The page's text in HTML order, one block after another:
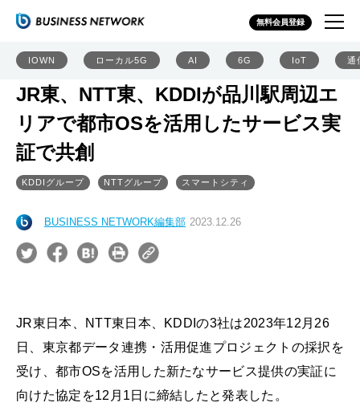
無料会員登録
IOWN ローカル5G AI 6G IoT 通
JR東、NTT東、KDDIが品川駅周辺エ
リアで都市OSを活用したサービス実
証で共創
KDDIグループ NTTグループ スマートシティ
BUSINESS NETWORK編集部 2023.12.26
JR東日本、NTT東日本、KDDIの3社は2023年12月26
日、東京都データ連携・活用促進プロジェクトの採択を
受け、都市OSを活用した新たなサービス提供の実証に
向けた協定を12月1日に締結したと発表した。